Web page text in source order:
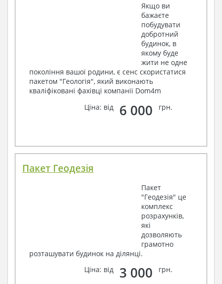
Якщо ви
бажаєте
побудувати
добротний
будинок, в
якому буде
жити не одне
покоління вашої родини, є сенс скористатися
пакетом "Геологія", який виконають
кваліфіковані фахівці компанії Dom4m
Ціна: від
6 000 грн.
Пакет Геодезія
Пакет
"Геодезія" це
комплекс
розрахунків,
які
дозволяють
грамотно
розташувати будинок на ділянці.
Ціна: від
3 000 грн.